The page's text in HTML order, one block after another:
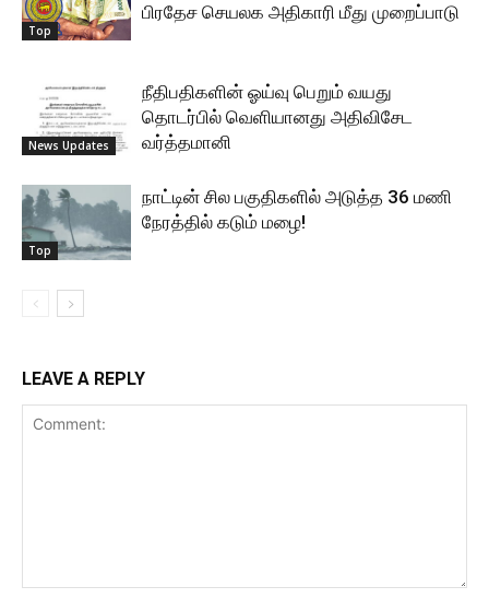
Top
பிரதேச செயலக அதிகாரி மீது முறைப்பாடு
News Updates
நீதிபதிகளின் ஓய்வு பெறும் வயது
தொடர்பில் வெளியானது அதிவிசேட
வர்த்தமானி
Top
நாட்டின் சில பகுதிகளில் அடுத்த 36 மணி
நேரத்தில் கடும் மழை!
LEAVE A REPLY